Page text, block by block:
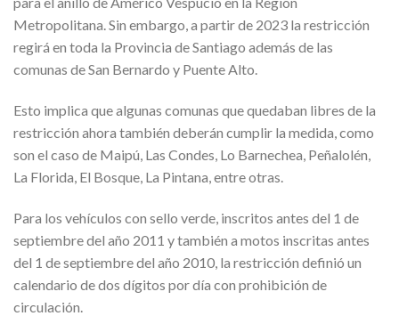
Metropolitana. Sin embargo, a partir de 2023 la restricción
regirá en toda la Provincia de Santiago además de las
comunas de San Bernardo y Puente Alto.
Esto implica que algunas comunas que quedaban libres de la
restricción ahora también deberán cumplir la medida, como
son el caso de Maipú, Las Condes, Lo Barnechea, Peñalolén,
La Florida, El Bosque, La Pintana, entre otras.
Para los vehículos con sello verde, inscritos antes del 1 de
septiembre del año 2011 y también a motos inscritas antes
del 1 de septiembre del año 2010, la restricción definió un
calendario de dos dígitos por día con prohibición de
circulación.